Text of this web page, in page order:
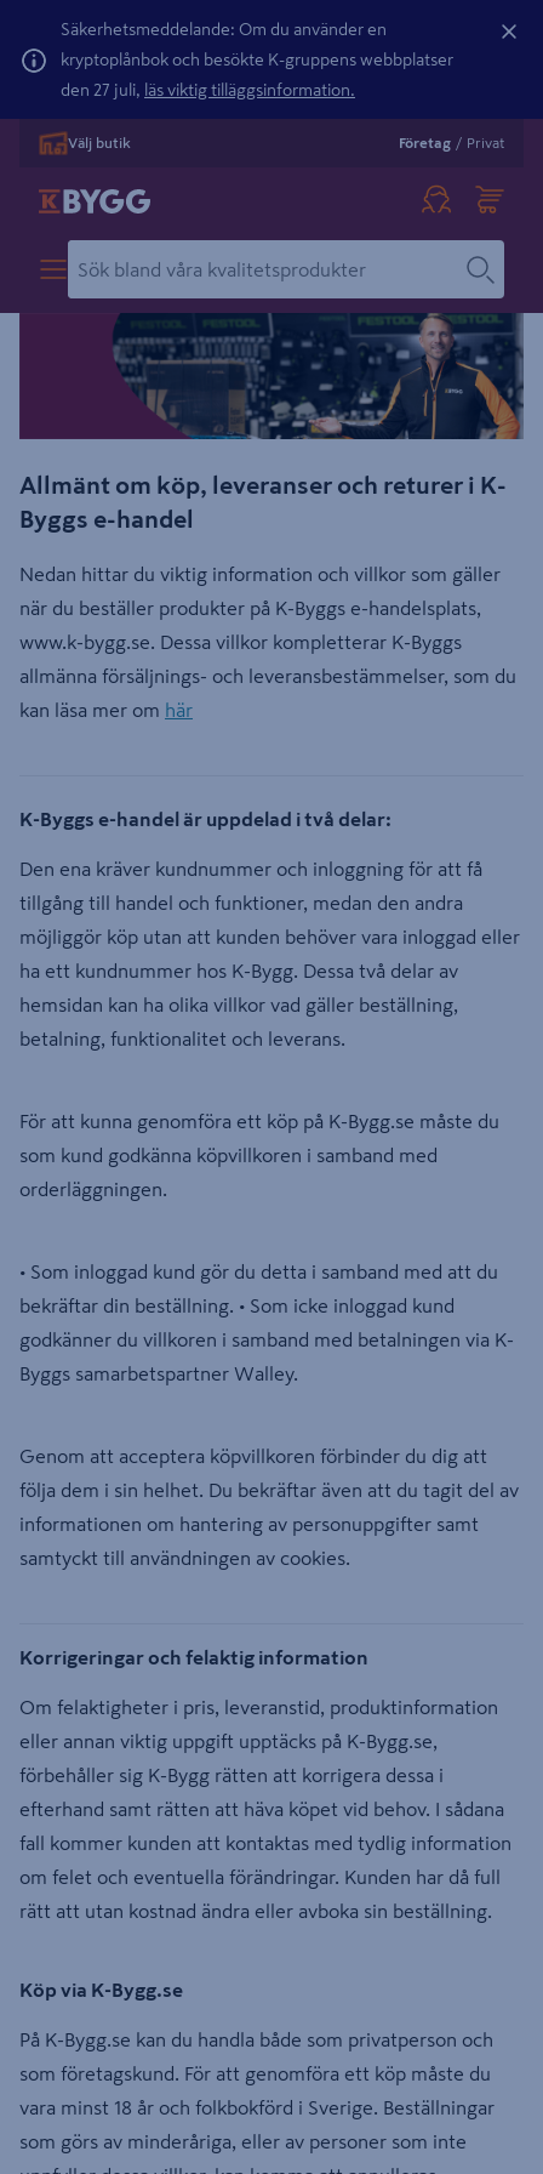
Säkerhetsmeddelande: Om du använder en
kryptoplånbok och besökte K-gruppens webbplatser
den 27 juli, läs viktig tilläggsinformation.
Välj butik Företag / Privat
Allmänt om köp, leveranser och returer i K-
Byggs e-handel
Nedan hittar du viktig information och villkor som gäller
när du beställer produkter på K-Byggs e-handelsplats,
www.k-bygg.se. Dessa villkor kompletterar K-Byggs
allmänna försäljnings- och leveransbestämmelser, som du
kan läsa mer om här
K-Byggs e-handel är uppdelad i två delar:
Den ena kräver kundnummer och inloggning för att få
tillgång till handel och funktioner, medan den andra
möjliggör köp utan att kunden behöver vara inloggad eller
ha ett kundnummer hos K-Bygg. Dessa två delar av
hemsidan kan ha olika villkor vad gäller beställning,
betalning, funktionalitet och leverans.
För att kunna genomföra ett köp på K-Bygg.se måste du
som kund godkänna köpvillkoren i samband med
orderläggningen.
• Som inloggad kund gör du detta i samband med att du
bekräftar din beställning. • Som icke inloggad kund
godkänner du villkoren i samband med betalningen via K-
Byggs samarbetspartner Walley.
Genom att acceptera köpvillkoren förbinder du dig att
följa dem i sin helhet. Du bekräftar även att du tagit del av
informationen om hantering av personuppgifter samt
samtyckt till användningen av cookies.
Korrigeringar och felaktig information
Om felaktigheter i pris, leveranstid, produktinformation
eller annan viktig uppgift upptäcks på K-Bygg.se,
förbehåller sig K-Bygg rätten att korrigera dessa i
efterhand samt rätten att häva köpet vid behov. I sådana
fall kommer kunden att kontaktas med tydlig information
om felet och eventuella förändringar. Kunden har då full
rätt att utan kostnad ändra eller avboka sin beställning.
Köp via K-Bygg.se
På K-Bygg.se kan du handla både som privatperson och
som företagskund. För att genomföra ett köp måste du
vara minst 18 år och folkbokförd i Sverige. Beställningar
som görs av minderåriga, eller av personer som inte